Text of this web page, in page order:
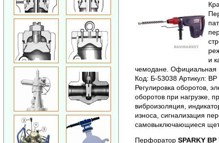
и
чемодане. Официальная
Код: Б-53038 Артикул:
Регулировка оборотов,
оборотов при нагрузке,
виброизоляция,
износа, сигнализация
самовыключающиеся
Перфоратор SPARKY BP